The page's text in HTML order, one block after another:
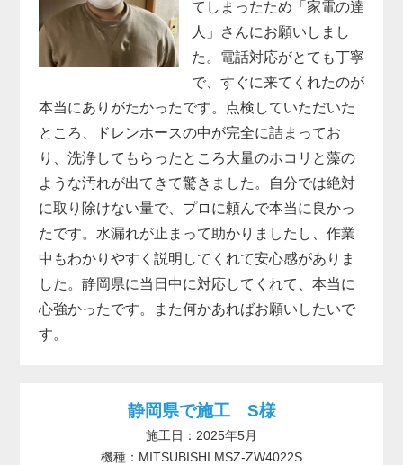
てしまったため「家電の達
人」さんにお願いしまし
た。電話対応がとても丁寧
で、すぐに来てくれたのが
本当にありがたかったです。点検していただいた
ところ、ドレンホースの中が完全に詰まってお
り、洗浄してもらったところ大量のホコリと藻の
ような汚れが出てきて驚きました。自分では絶対
に取り除けない量で、プロに頼んで本当に良かっ
たです。水漏れが止まって助かりましたし、作業
中もわかりやすく説明してくれて安心感がありま
した。静岡県に当日中に対応してくれて、本当に
心強かったです。また何かあればお願いしたいで
す。
静岡県で施工 S様
施工日：2025年5月
機種：MITSUBISHI MSZ-ZW4022S